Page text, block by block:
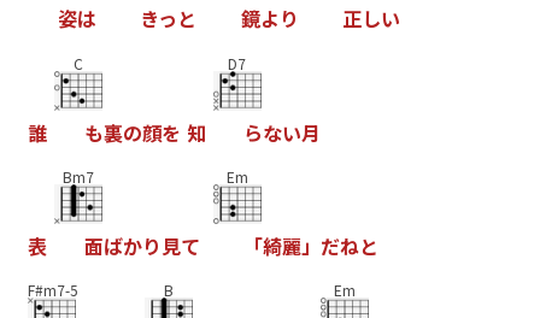
姿は きっ と 鏡よ り 正しい
誰
C
も裏の顔を 知
D7
らない月
表
Bm7
面ばかり見て
Em
「綺麗」 だねと
F#m7-5 B Em